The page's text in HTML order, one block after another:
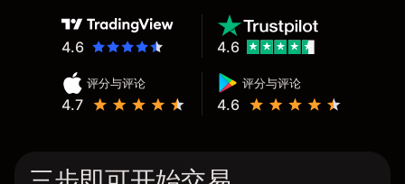
4.6
评分与评论
4.7
评分与评论
4.6
4.6